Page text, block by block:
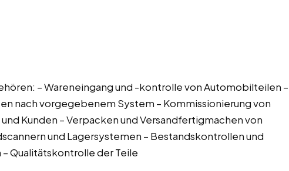
– Wareneingang und -kontrolle von Automobilteilen –
nach vorgegebenem System – Kommissionierung von
Kunden – Verpacken und Versandfertigmachen von
und Lagersystemen – Bestandskontrollen und
Qualitätskontrolle der Teile